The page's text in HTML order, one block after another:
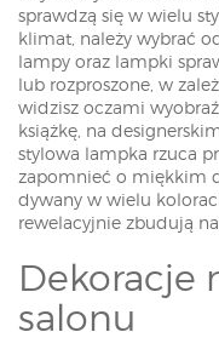
sprawdzą się w wielu
klimat, należy wybrać
lampy oraz lampki
lub rozproszone, w
widzisz oczami
książkę, na
stylowa lampka rzuca
zapomnieć o miękkim
dywany w wielu
rewelacyjnie zbudują
Dekoracje
salonu